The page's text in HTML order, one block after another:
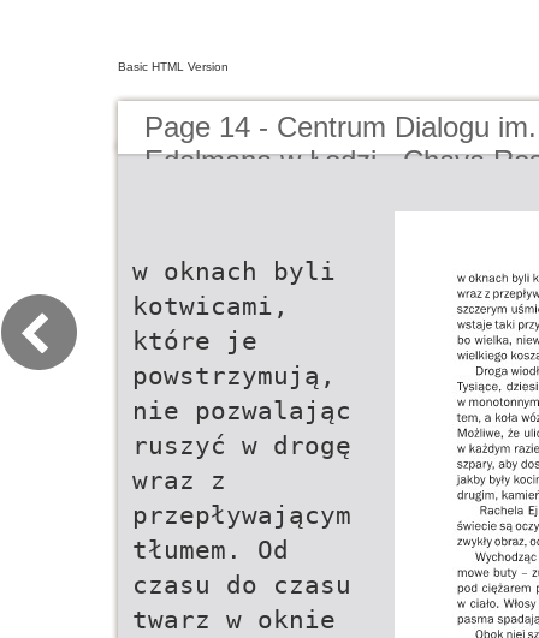
Basic HTML Version
Page 14 - Centrum Dialogu
Edelmana w Łodzi - Chava
w oknach byli
kotwicami,
które je
powstrzymują,
nie pozwalając
ruszyć w drogę
wraz z
przepływającym
tłumem. Od
czasu do czasu
twarz w oknie